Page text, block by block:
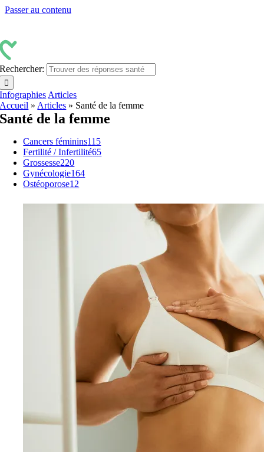
Passer au contenu
Rechercher:
Infographies Articles
Accueil » Articles » Santé de la femme
Santé de la femme
Cancers féminins115
Fertilité / Infertilité65
Grossesse220
Gynécologie164
Ostéoporose12